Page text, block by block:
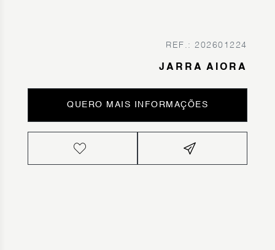
REF.: 202601224
JARRA AIORA
QUERO MAIS INFORMAÇÕES